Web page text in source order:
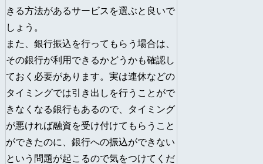
きる方法があるサービスを選ぶと良いで
しょう。
また、銀行振込を行ってもらう場合は、
その銀行が利用できるかどうかも確認し
ておく必要があります。実は連休などの
タイミングでは引き出しを行うことがで
きなくなる銀行もあるので、タイミング
が悪ければ融資を受け付けてもらうこと
ができたのに、銀行への振込ができない
という問題が起こるので気をつけてくだ